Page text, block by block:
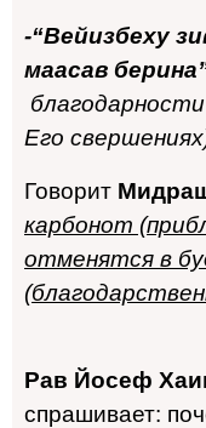
-“Вейизбеху
маасав
Его
Говорит
карбонот
отменятся в
Рав Йосеф
спрашивает: